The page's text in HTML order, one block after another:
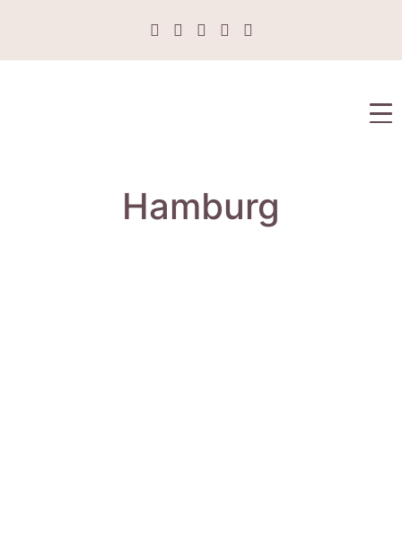
Hamburg